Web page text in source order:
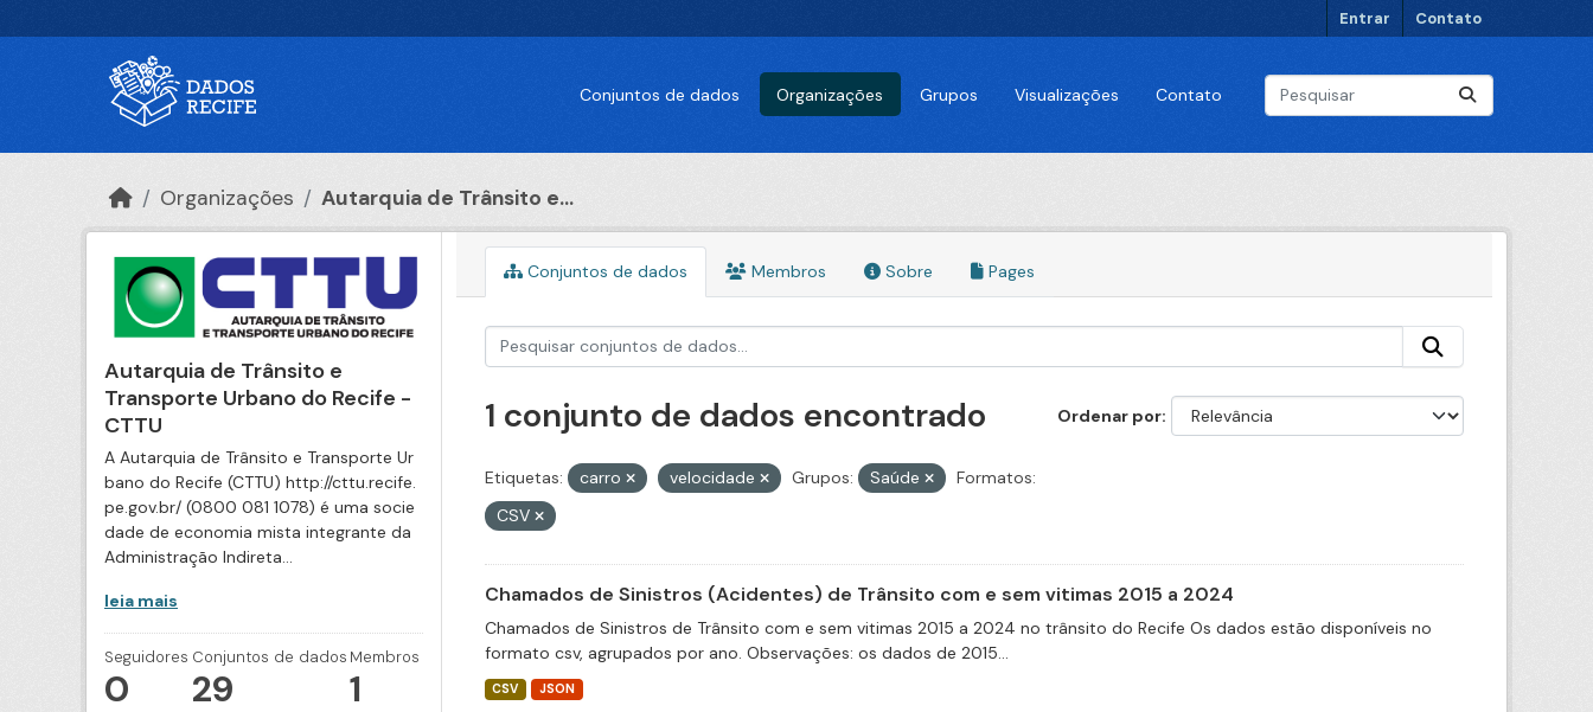
Entrar Contato
Conjuntos de dados Organizações Grupos Visualizações Contato
Organizações Autarquia de Trânsito e...
Autarquia de Trânsito e
Transporte Urbano do Recife -
CTTU
A Autarquia de Trânsito e Transporte Ur
bano do Recife (CTTU) http://cttu.recife.
pe.gov.br/ (0800 081 1078) é uma socie
dade de economia mista integrante da
Administração Indireta...
leia mais
Seguidores
0
Conjuntos de dados
29
Membros
1
Conjuntos de dados Membros Sobre Pages
Ordenar por
1 conjunto de dados encontrado
Etiquetas: carro velocidade Grupos: Saúde
Formatos:
CSV
Chamados de Sinistros (Acidentes) de Trânsito com e sem vitimas 2015 a 2024
Chamados de Sinistros de Trânsito com e sem vitimas 2015 a 2024 no trânsito do Recife Os dados estão disponíveis no
formato csv, agrupados por ano. Observações: os dados de 2015...
CSV JSON